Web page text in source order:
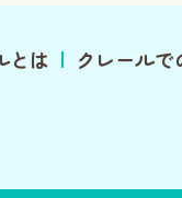
とは クレールで